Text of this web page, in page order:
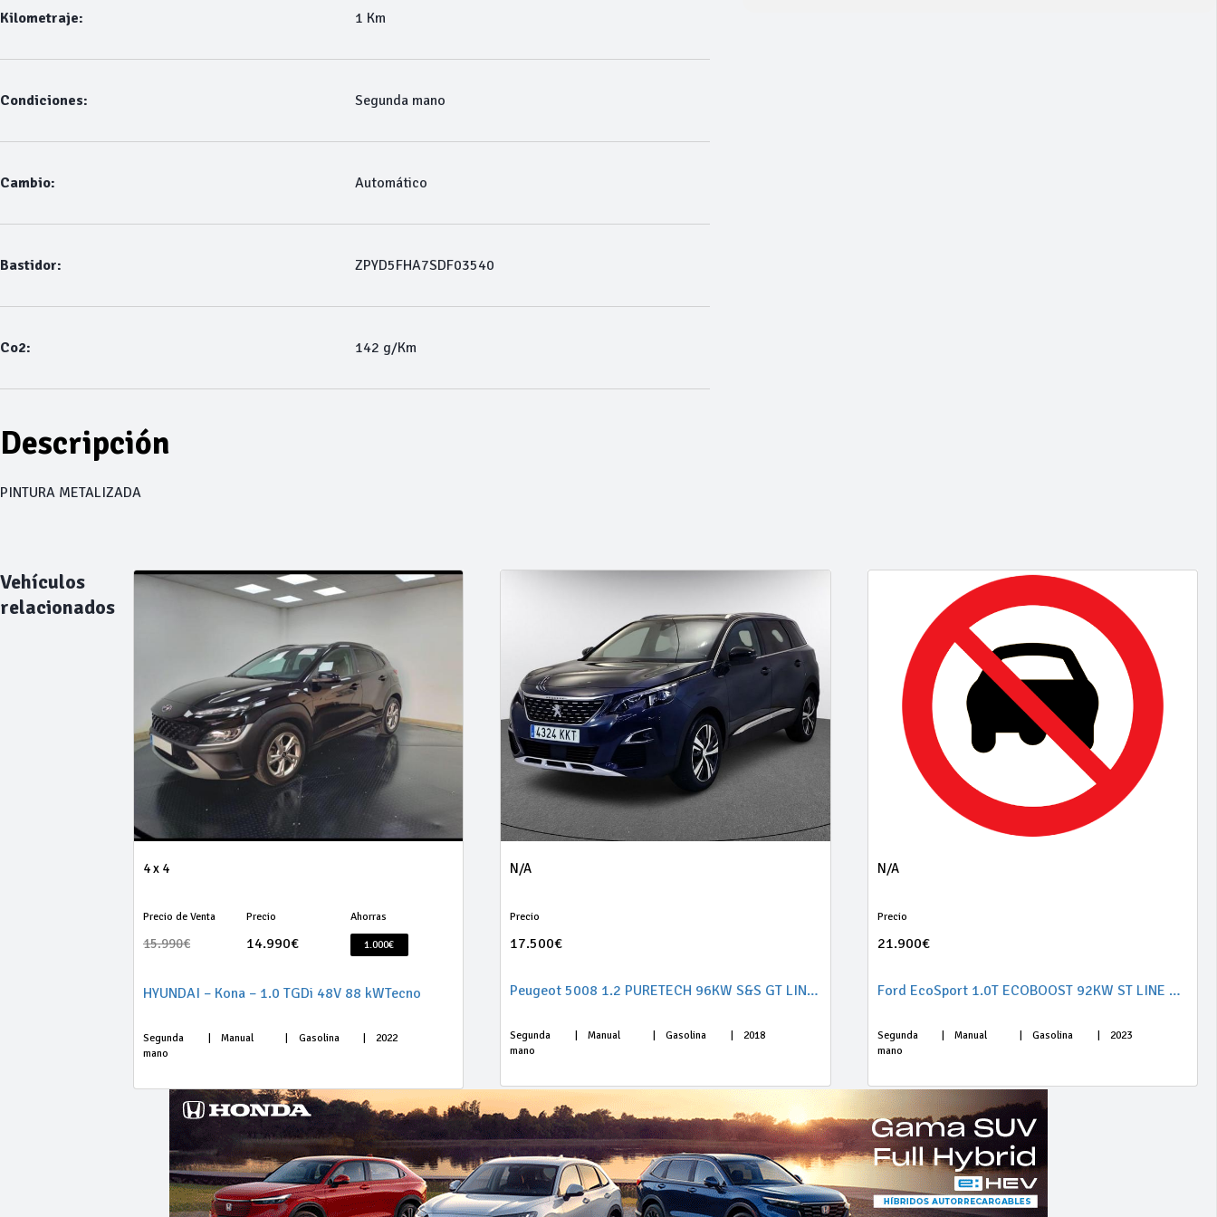
Kilometraje: 1 Km
Condiciones: Segunda mano
Cambio: Automático
Bastidor: ZPYD5FHA7SDF03540
Co2: 142 g/Km
Descripción
PINTURA METALIZADA
Vehículos
relacionados
4 x 4
Precio de Venta
15.990€
Precio
14.990€
Ahorras
1.000€
HYUNDAI – Kona – 1.0 TGDi 48V 88 kWTecno
Segunda
mano
Manual Gasolina 2022
N/A
Precio
17.500€
Peugeot 5008 1.2 PURETECH 96KW S&S GT LINE 5P 7 PLAZAS
Segunda
mano
Manual Gasolina 2018
N/A
Precio
21.900€
Ford EcoSport 1.0T ECOBOOST 92KW ST LINE 125 5P
Segunda
mano
Manual Gasolina 2023